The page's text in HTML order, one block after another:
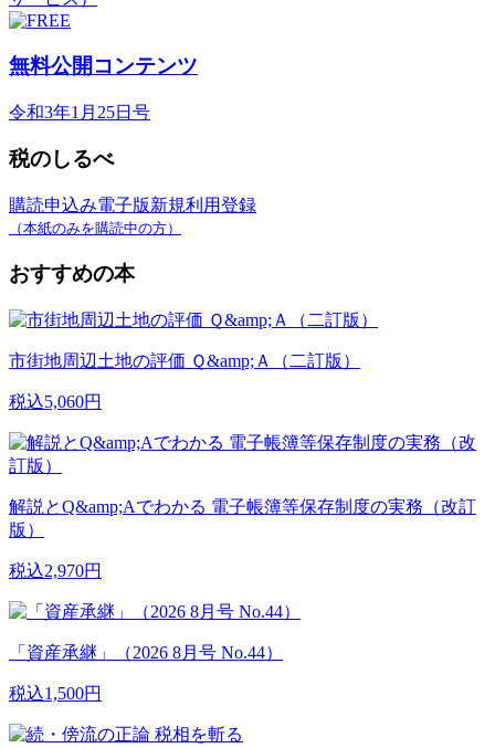
無料公開コンテンツ
令和3年1月25日号
税のしるべ
購読申込み電子版新規利用登録
（本紙のみを購読中の方）
おすすめの本
市街地周辺土地の評価 Ｑ&amp;Ａ（二訂版）
税込5,060円
解説とQ&amp;Aでわかる 電子帳簿等保存制度の実務（改訂
版）
税込2,970円
「資産承継」（2026 8月号 No.44）
税込1,500円